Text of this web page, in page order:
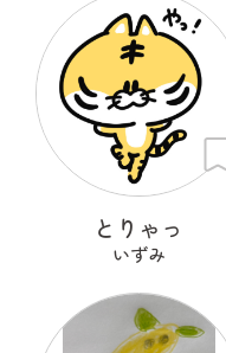
とりゃっ
いずみ